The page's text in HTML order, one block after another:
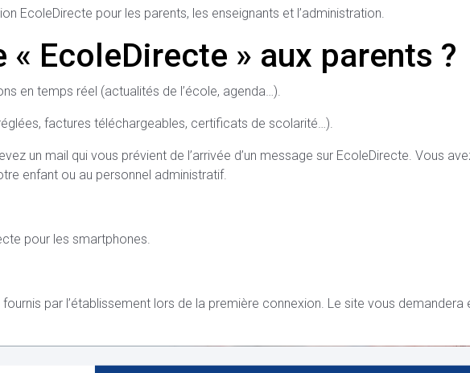
EcoleDirecte pour les parents, les enseignants et l’administration.
EcoleDirecte » aux parents ?
en temps réel (actualités de l’école, agenda…).
factures téléchargeables, certificats de scolarité…).
un mail qui vous prévient de l’arrivée d’un message sur EcoleDirecte. Vous
enfant ou au personnel administratif.
pour les smartphones.
par l’établissement lors de la première connexion. Le site vous